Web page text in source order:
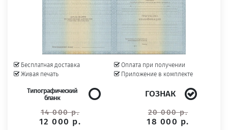
Бесплатная доставка
Живая печать
Оплата при получении
Приложение в комплекте
Типографический
бланк
14 000 р.
12 000 р.
ГОЗНАК
20 000 р.
18 000 р.